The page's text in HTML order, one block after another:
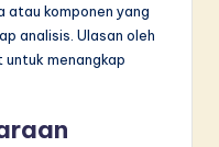
atau komponen yang
analisis. Ulasan oleh
menangkap